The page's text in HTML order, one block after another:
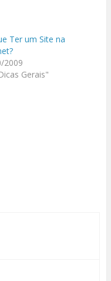
Ter um Site na
2009
Gerais"